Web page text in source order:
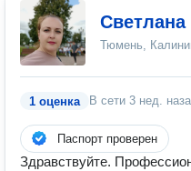
Тюмень,
1 оценка В сети 3 нед.
Паспорт проверен
Здравствуйте.